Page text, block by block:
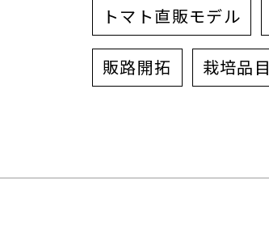
トマト直販モデル
販路開拓 栽培品目